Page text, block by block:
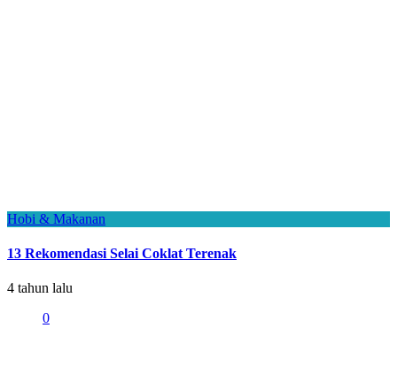
Hobi & Makanan
13 Rekomendasi Selai Coklat Terenak
4 tahun lalu
0